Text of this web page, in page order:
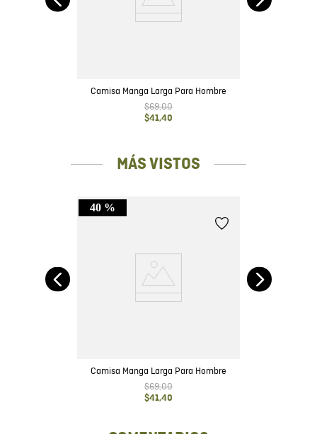
Camisa Manga Larga Para Hombre
$69,00
$41,40
MÁS VISTOS
40 %
Camisa Manga Larga Para Hombre
$69,00
$41,40